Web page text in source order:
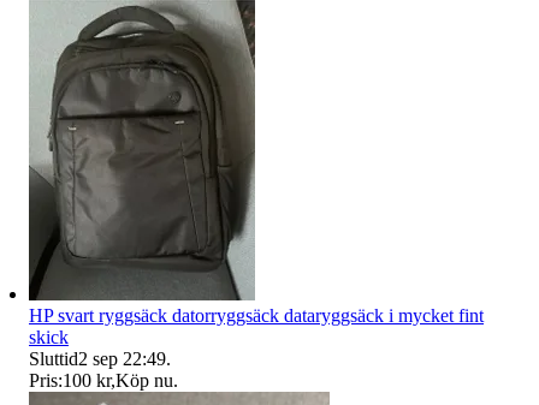
HP svart ryggsäck datorryggsäck dataryggsäck i mycket fint
skick
Sluttid2 sep 22:49.
Pris:100 kr,Köp nu.